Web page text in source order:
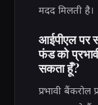
मदद मिलती है।
आईपीएल पर
फंड को
सकता हूँ?
प्रभावी बैंकरोल